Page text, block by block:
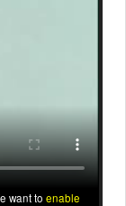
want to enable